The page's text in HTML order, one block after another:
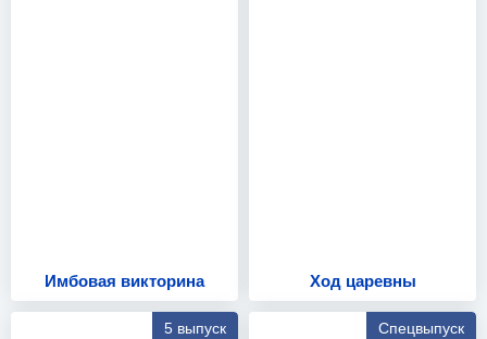
Имбовая викторина Ход царевны
5 выпуск Спецвыпуск